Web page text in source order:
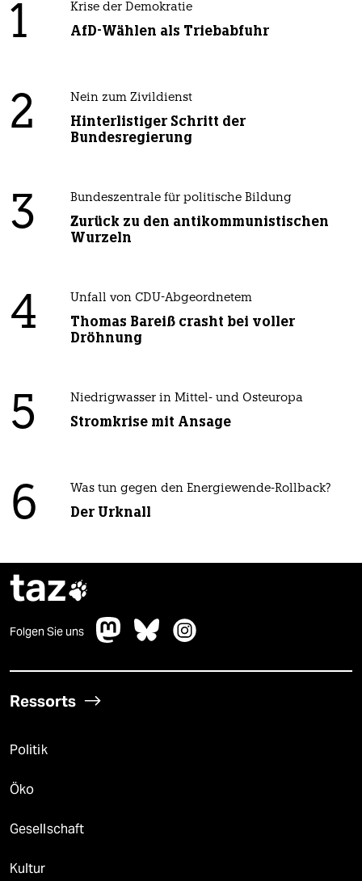
1 Krise der Demokratie
AfD-Wählen als Triebabfuhr
2 Nein zum Zivildienst
Hinterlistiger Schritt der
Bundesregierung
3 Bundeszentrale für politische Bildung
Zurück zu den antikommunistischen
Wurzeln
4 Unfall von CDU-Abgeordnetem
Thomas Bareiß crasht bei voller
Dröhnung
5 Niedrigwasser in Mittel- und Osteuropa
Stromkrise mit Ansage
6 Was tun gegen den Energiewende-Rollback?
Der Urknall
taz
Folgen Sie uns
Ressorts
Politik
Öko
Gesellschaft
Kultur